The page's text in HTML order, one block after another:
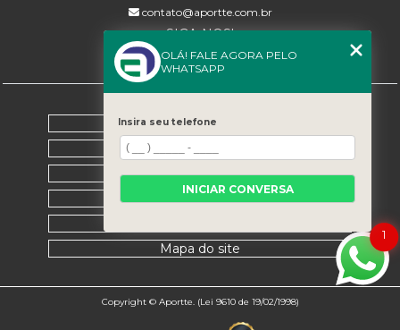
contato@aportte.com.br
SIGA-NOS!
Home
Sobre nós
Serviços
Contato
Mapa do site
Copyright © Aportte. (Lei 9610 de 19/02/1998)
1
OLÁ! FALE AGORA PELO
WHATSAPP
Insira seu telefone
INICIAR CONVERSA